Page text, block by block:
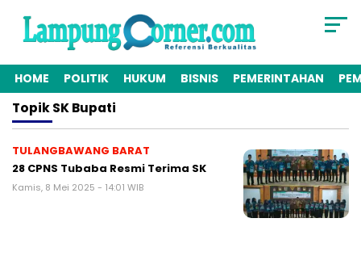
HOME POLITIK HUKUM BISNIS PEMERINTAHAN
TopikSK Bupati
TULANGBAWANG BARAT
28 CPNS Tubaba Resmi Terima SK
Kamis, 8 Mei 2025 - 14:01 WIB